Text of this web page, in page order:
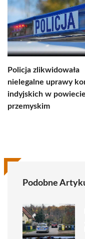
Policja zlikwidowała
nielegalne uprawy
indyjskich w powiecie
przemyskim
Podobne